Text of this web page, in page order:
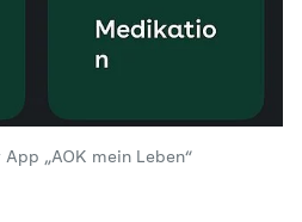
„AOK mein Leben“